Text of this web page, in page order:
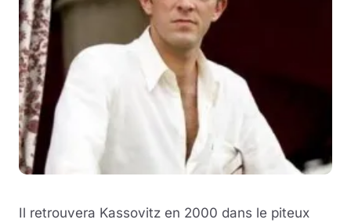
Il retrouvera Kassovitz en 2000 dans le piteux